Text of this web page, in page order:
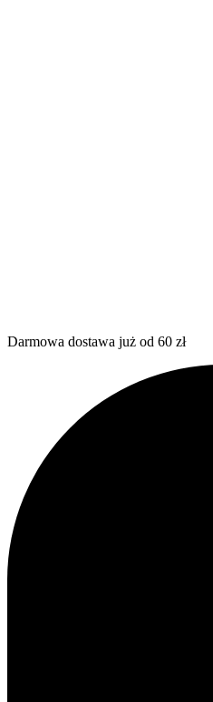
Darmowa dostawa już od 60 zł